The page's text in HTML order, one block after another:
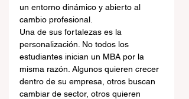
un entorno dinámico y abierto al
cambio profesional.
Una de sus fortalezas es la
personalización. No todos los
estudiantes inician un MBA por la
misma razón. Algunos quieren crecer
dentro de su empresa, otros buscan
cambiar de sector, otros quieren